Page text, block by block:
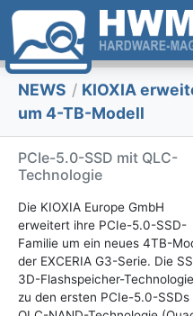
NEWS / KIOXIA
um 4-TB-Modell
PCIe-5.0-SSD mit QLC-
Technologie
Die KIOXIA Europe GmbH
erweitert ihre PCIe-5.0-SSD-
Familie um ein neues 4TB-
der EXCERIA G3-Serie. Die
3D-Flashspeicher-
zu den ersten PCIe-5.0-